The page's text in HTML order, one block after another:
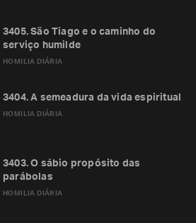
HOMILIA DIÁRIA
3405. São Tiago e o caminho do
serviço humilde
HOMILIA DIÁRIA
3404. A semeadura da vida espiritual
HOMILIA DIÁRIA
3403. O sábio propósito das
parábolas